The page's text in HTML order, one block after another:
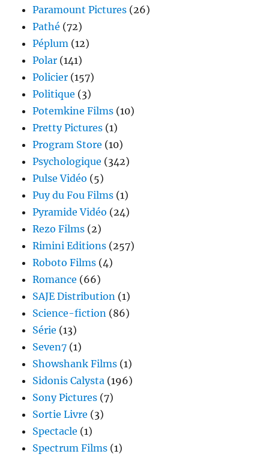
Paramount Pictures (26)
Pathé (72)
Péplum (12)
Polar (141)
Policier (157)
Politique (3)
Potemkine Films (10)
Pretty Pictures (1)
Program Store (10)
Psychologique (342)
Pulse Vidéo (5)
Puy du Fou Films (1)
Pyramide Vidéo (24)
Rezo Films (2)
Rimini Editions (257)
Roboto Films (4)
Romance (66)
SAJE Distribution (1)
Science-fiction (86)
Série (13)
Seven7 (1)
Showshank Films (1)
Sidonis Calysta (196)
Sony Pictures (7)
Sortie Livre (3)
Spectacle (1)
Spectrum Films (1)